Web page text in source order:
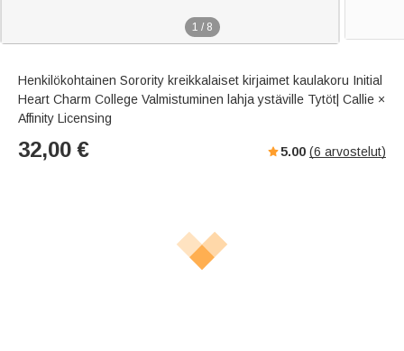
1 / 8
Henkilökohtainen Sorority kreikkalaiset kirjaimet kaulakoru Initial
Heart Charm College Valmistuminen lahja ystäville Tytöt| Callie ×
Affinity Licensing
32,00 € 5.00 (6 arvostelut)